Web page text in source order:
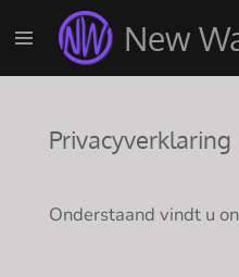
direct
naar
hoofdinhoud
New
Privacyverklaring
Onderstaand vindt u